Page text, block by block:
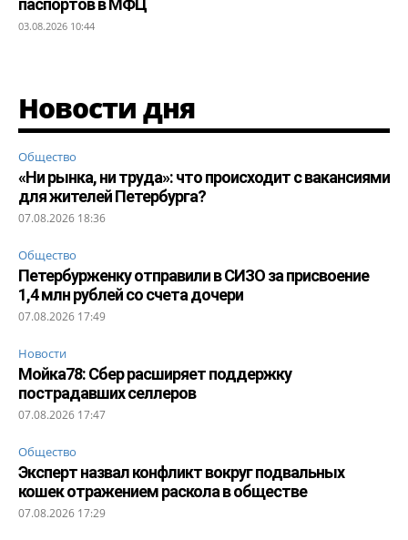
03.08.2026 10:44
Новости дня
Общество
«Ни рынка, ни труда»: что происходит с вакансиями
для жителей Петербурга?
07.08.2026 18:36
Общество
Петербурженку отправили в СИЗО за присвоение
1,4 млн рублей со счета дочери
07.08.2026 17:49
Новости
Мойка78: Сбер расширяет поддержку
пострадавших селлеров
07.08.2026 17:47
Общество
Эксперт назвал конфликт вокруг подвальных
кошек отражением раскола в обществе
07.08.2026 17:29